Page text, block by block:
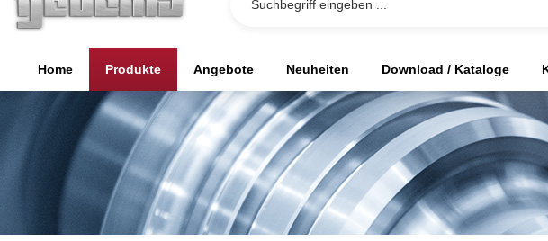
Home Produkte Angebote Neuheiten Download / Kataloge